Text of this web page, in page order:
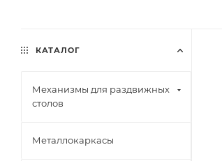
КАТАЛОГ
Механизмы для раздвижных
столов
Металлокаркасы